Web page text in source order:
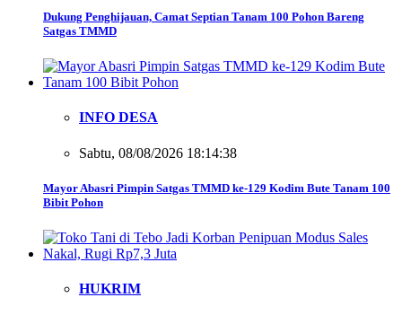
Dukung Penghijauan, Camat Septian Tanam 100 Pohon Bareng
Satgas TMMD
INFO DESA
Sabtu, 08/08/2026 18:14:38
Mayor Abasri Pimpin Satgas TMMD ke-129 Kodim Bute Tanam 100
Bibit Pohon
HUKRIM